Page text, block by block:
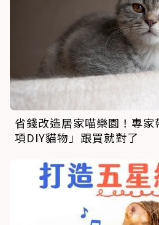
省錢改造居家喵樂園！專
項DIY貓物」跟買就對了